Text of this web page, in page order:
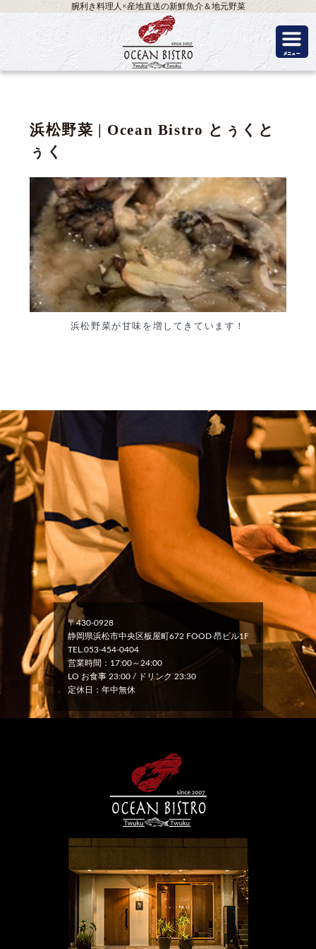
腕利き料理人×産地直送の新鮮魚介＆地元野菜
浜松野菜 | Ocean Bistro とぅくと
ぅく
浜松野菜が甘味を増してきています！
〒430-0928
静岡県浜松市中央区板屋町672 FOOD 昂ビル1F
TEL.053-454-0404
営業時間：17:00～24:00
LO お食事 23:00 / ドリンク 23:30
定休日：年中無休